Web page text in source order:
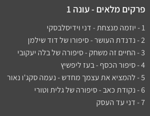
פרקים מלאים - עונה 1
1 - יוזמה מנצחת - דני וידיסלבסקי
2 - נדנדת העושר - סיפורו של דוד שילמן​
3 - החיים זה משחק - סיפורה של בלה יעקובי
4 - סיפור הכסף - בעז ליפשיץ
5 - להמציא את עצמך מחדש - נעמה סקג'ו נאור
6 - נקודת כאב - סיפורה של גלית וטורי
7 - דני עד העסק